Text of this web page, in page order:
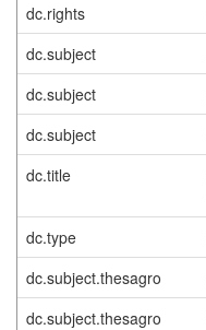
dc.rights
dc.subject
dc.subject
dc.subject
dc.title
dc.type
dc.subject.thesagro
dc.subject.thesagro